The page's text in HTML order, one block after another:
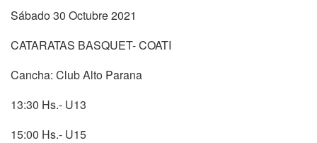
Sábado 30 Octubre 2021
CATARATAS BASQUET- COATI
Cancha: Club Alto Parana
13:30 Hs.- U13
15:00 Hs.- U15